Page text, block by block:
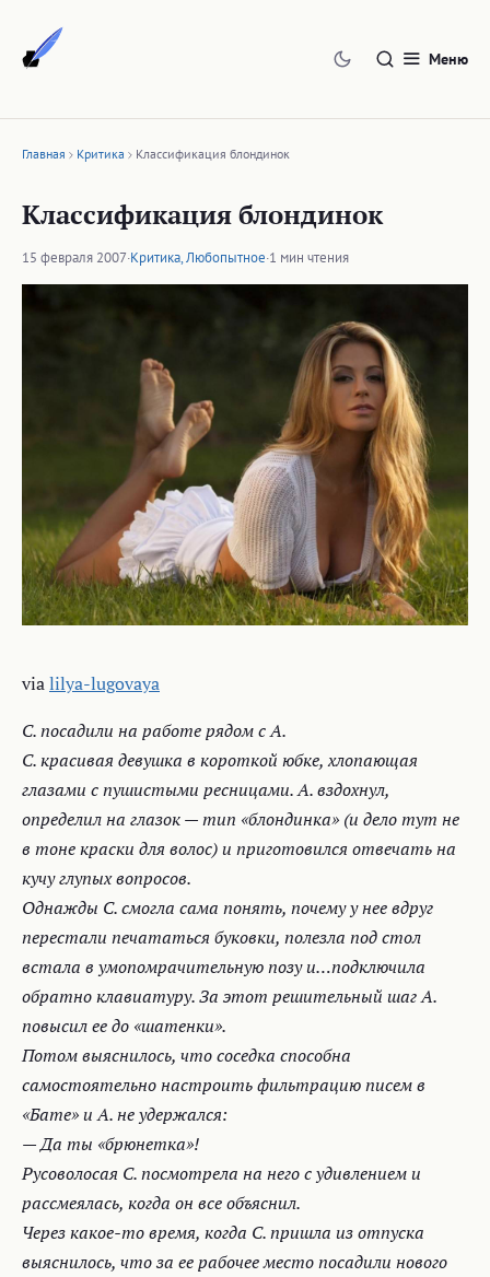
содержимому
Меню
Главная Критика Классификация блондинок
Классификация блондинок
15 февраля 2007·Критика,Любопытное·1 мин чтения
vialilya-lugovaya
С. посадили на работе рядом с А.
С. красивая девушка в короткой юбке, хлопающая
глазами с пушистыми ресницами. А. вздохнул,
определил на глазок — тип «блондинка» (и дело тут не
в тоне краски для волос) и приготовился отвечать на
кучу глупых вопросов.
Однажды С. смогла сама понять, почему у нее вдруг
перестали печататься буковки, полезла под стол
встала в умопомрачительную позу и…подключила
обратно клавиатуру. За этот решительный шаг А.
повысил ее до «шатенки».
Потом выяснилось, что соседка способна
самостоятельно настроить фильтрацию писем в
«Бате» и А. не удержался:
— Да ты «брюнетка»!
Русоволосая С. посмотрела на него с удивлением и
рассмеялась, когда он все объяснил.
Через какое-то время, когда С. пришла из отпуска
выяснилось, что за ее рабочее место посадили нового